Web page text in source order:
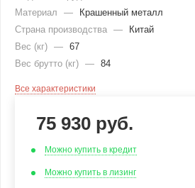
Материал
—
Крашенный металл
Страна производства —
Китай
Вес (кг) — 67
Вес брутто (кг) — 84
Все характеристики
75 930 руб.
Можно купить в кредит
Можно купить в лизинг